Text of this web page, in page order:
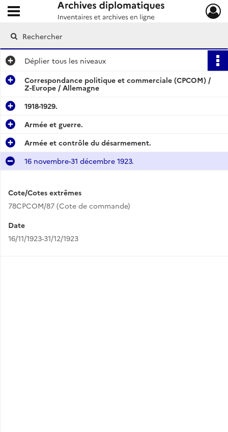
Archives diplomatiques
Ouvrir le menu déroulant
Déplier tous les niveaux
Correspondance politique et commerciale (CPCOM) /
Z-Europe / Allemagne
1918-1929.
Armée et guerre.
Armée et contrôle du désarmement.
16 novembre-31 décembre 1923.
Cote/Cotes extrêmes
78CPCOM/87 (Cote de commande)
Date
16/11/1923-31/12/1923